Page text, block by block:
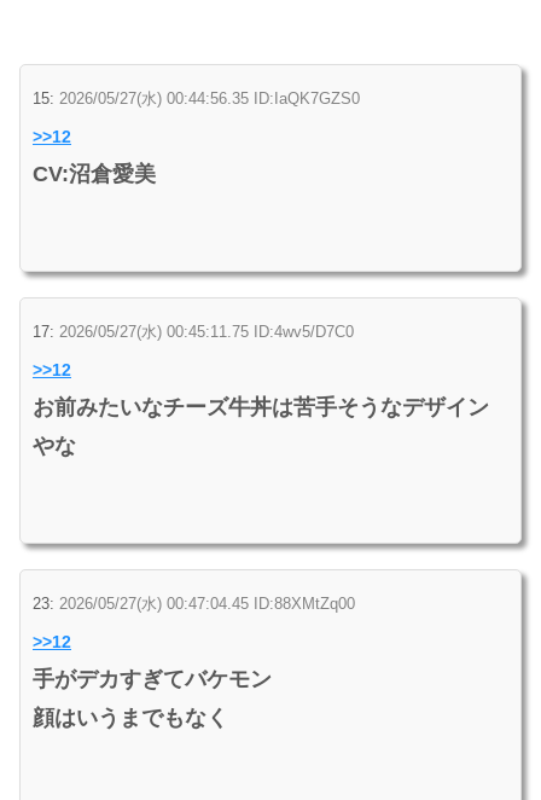
15: 2026/05/27(水) 00:44:56.35 ID:IaQK7GZS0
>>12
CV:沼倉愛美
17: 2026/05/27(水) 00:45:11.75 ID:4wv5/D7C0
>>12
お前みたいなチーズ牛丼は苦手そうなデザイン
やな
23: 2026/05/27(水) 00:47:04.45 ID:88XMtZq00
>>12
手がデカすぎてバケモン
顔はいうまでもなく